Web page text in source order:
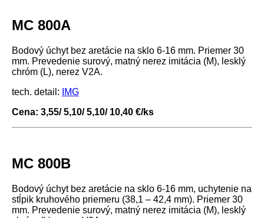
MC 800A
Bodový úchyt bez aretácie na sklo 6-16 mm. Priemer 30
mm. Prevedenie surový, matný nerez imitácia (M), lesklý
chróm (L), nerez V2A.
tech. detail:
IMG
Cena: 3,55/ 5,10/ 5,10/ 10,40 €/ks
MC 800B
Bodový úchyt bez aretácie na sklo 6-16 mm, uchytenie na
stĺpik kruhového priemeru (38,1 – 42,4 mm). Priemer 30
mm. Prevedenie surový, matný nerez imitácia (M), lesklý